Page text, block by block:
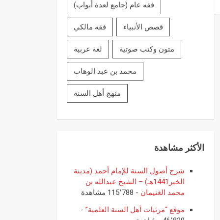
فقه عام (جامع لعدة أبواب)
فقه مالكي قصص الأنبياء
لغة عربية متون وكتب صوتية
محمد بن عبد الوهاب
منهج أهل السنة
الأكثر مشاهدة
شرح أصول السنة للإمام أحمد (مدينة
الخبر1441هـ) – الشيخ عبدالله بن
محمد الغنيمان - 115٬788 مشاهدة
موقع “مرئيات أهل السنة العلمية” -